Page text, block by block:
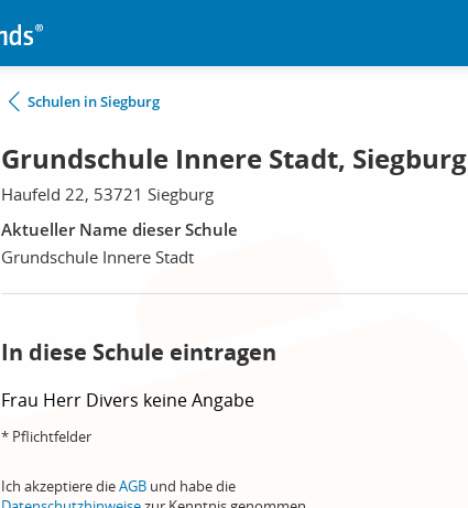
Schulen in Siegburg
Grundschule Innere Stadt, Siegburg
Haufeld 22, 53721 Siegburg
Aktueller Name dieser Schule
Grundschule Innere Stadt
In diese Schule eintragen
Frau Herr Divers keine Angabe
* Pflichtfelder
Ich akzeptiere dieAGB und habe die